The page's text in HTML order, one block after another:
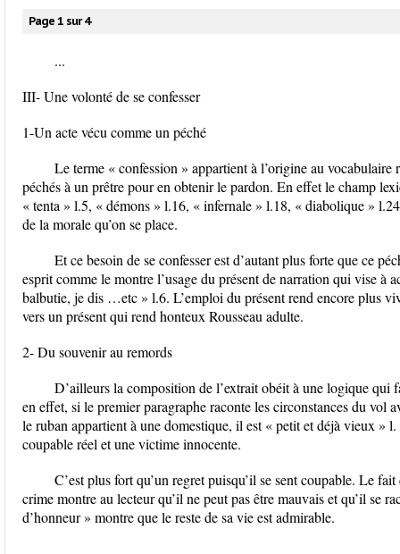
Page 1 sur 4
...
III- Une volonté de se confesser
1-Un acte vécu comme un péché
Le terme « confession » appartient à l’origine au
péchés à un prêtre pour en obtenir le pardon. En effet le champ
« tenta » l.5, « démons » l.16, « infernale » l.18, « diabolique »
de la morale qu’on se place.
Et ce besoin de se confesser est d’autant plus forte que ce
esprit comme le montre l’usage du présent de narration qui vise à
balbutie, je dis …etc » l.6. L’emploi du présent rend encore plus
vers un présent qui rend honteux Rousseau adulte.
2- Du souvenir au remords
D’ailleurs la composition de l’extrait obéit à une logique qui
en effet, si le premier paragraphe raconte les circonstances du vol
le ruban appartient à une domestique, il est « petit et déjà vieux »
coupable réel et une victime innocente.
C’est plus fort qu’un regret puisqu’il se sent coupable. Le
crime montre au lecteur qu’il ne peut pas être mauvais et qu’il se
d’honneur » montre que le reste de sa vie est admirable.